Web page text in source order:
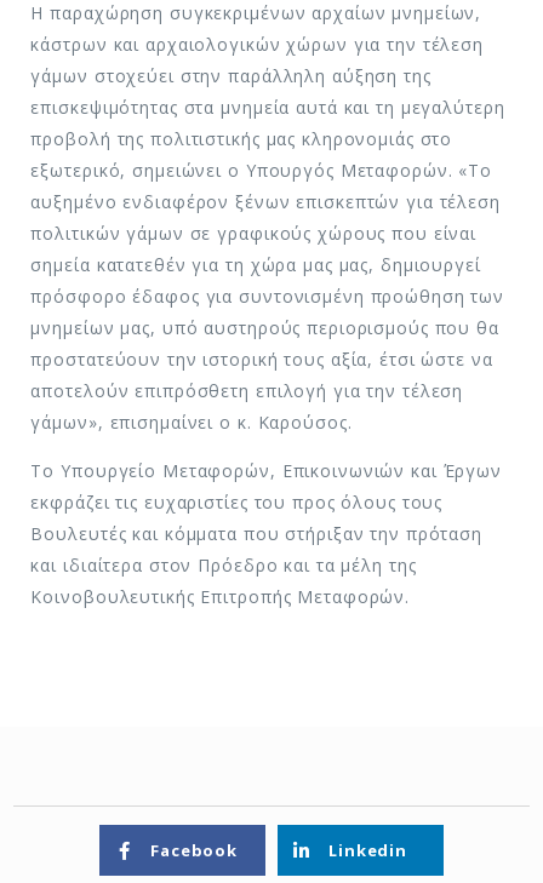
Η παραχώρηση συγκεκριμένων αρχαίων μνημείων,
κάστρων και αρχαιολογικών χώρων για την τέλεση
γάμων στοχεύει στην παράλληλη αύξηση της
επισκεψιμότητας στα μνημεία αυτά και τη μεγαλύτερη
προβολή της πολιτιστικής μας κληρονομιάς στο
εξωτερικό, σημειώνει ο Υπουργός Μεταφορών. «Το
αυξημένο ενδιαφέρον ξένων επισκεπτών για τέλεση
πολιτικών γάμων σε γραφικούς χώρους που είναι
σημεία κατατεθέν για τη χώρα μας μας, δημιουργεί
πρόσφορο έδαφος για συντονισμένη προώθηση των
μνημείων μας, υπό αυστηρούς περιορισμούς που θα
προστατεύουν την ιστορική τους αξία, έτσι ώστε να
αποτελούν επιπρόσθετη επιλογή για την τέλεση
γάμων», επισημαίνει ο κ. Καρούσος.
To Υπουργείο Μεταφορών, Επικοινωνιών και Έργων
εκφράζει τις ευχαριστίες του προς όλους τους
Βουλευτές και κόμματα που στήριξαν την πρόταση
και ιδιαίτερα στον Πρόεδρο και τα μέλη της
Κοινοβουλευτικής Επιτροπής Μεταφορών.
Facebook Linkedin